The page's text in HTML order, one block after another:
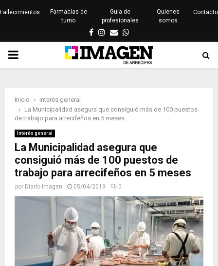
Fallecimientos
Farmacias de
turno
Guía de
profesionales
Quienes
somos
Contacto
Facebook
Instagram
EmailWhatsapp
PRIMARY
Inicio
Interés general
La Municipalidad asegura que consiguió más de 100 puestos
de trabajo para arrecifeños en 5 meses
Interés general
La Municipalidad asegura que
consiguió más de 100 puestos de
trabajo para arrecifeños en 5 meses
por Diario Imagen 05/04/2019 0